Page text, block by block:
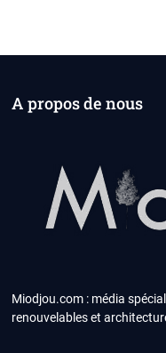
A propos de nous
Miodjou.com : média
renouvelables et